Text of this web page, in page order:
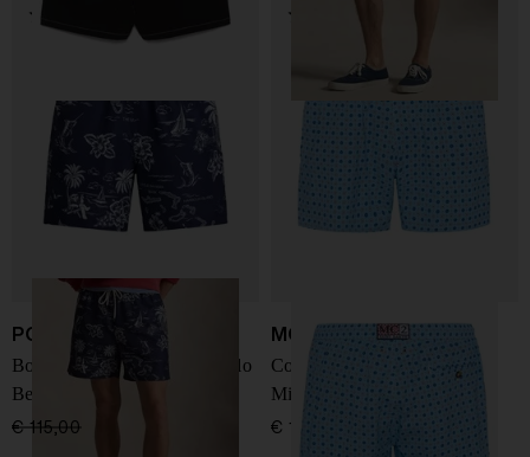
POLO RALPH LAUREN
Boxer da bagno Traveler Polo
Bear
€ 115,00
MC2 Saint Barth
Costume da bagno Lighting
Micro Stretch
€ 119,00